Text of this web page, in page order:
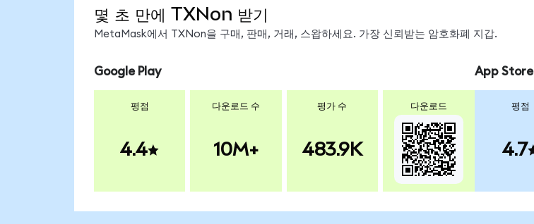
몇 초 만에 TXNon 받기
MetaMask에서 TXNon을 구매, 판매, 거래, 스왑하세요. 가장 신뢰받는 암호화폐 지갑.
Google Play
평점
4.4
다운로드 수
10M+
평가 수
483.9K
다운로드
App Store
평점
4.7